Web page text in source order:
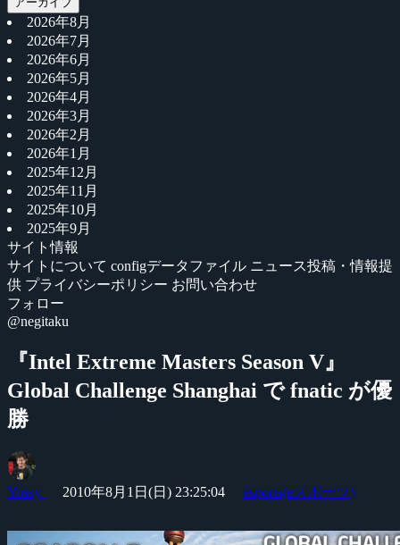
2026年8月
2026年7月
2026年6月
2026年5月
2026年4月
2026年3月
2026年2月
2026年1月
2025年12月
2025年11月
2025年10月
2025年9月
サイト情報
サイトについて configデータファイル ニュース投稿・情報提
供 プライバシーポリシー お問い合わせ
フォロー
@negitaku
『Intel Extreme Masters Season V』
Global Challenge Shanghai で fnatic が優
勝
Yossy 2010年8月1日(日) 23:25:04 esports(eスポーツ)